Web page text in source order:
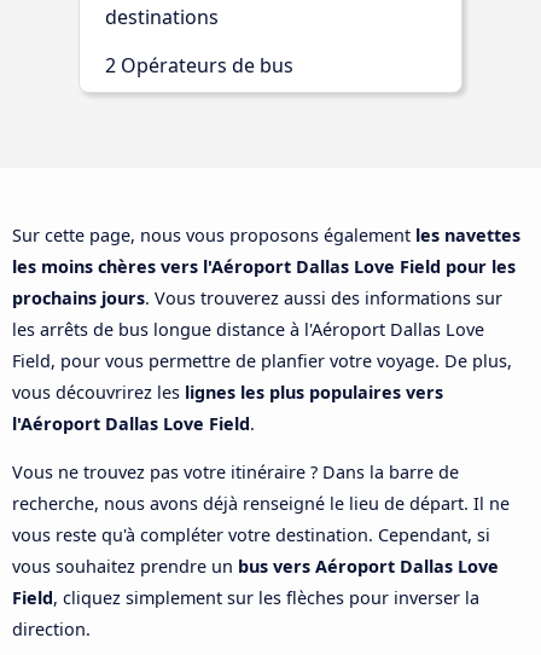
destinations
2 Opérateurs de bus
Sur cette page, nous vous proposons également les navettes
les moins chères vers l'Aéroport Dallas Love Field pour les
prochains jours. Vous trouverez aussi des informations sur
les arrêts de bus longue distance à l'Aéroport Dallas Love
Field, pour vous permettre de planfier votre voyage. De plus,
vous découvrirez les lignes les plus populaires vers
l'Aéroport Dallas Love Field.
Vous ne trouvez pas votre itinéraire ? Dans la barre de
recherche, nous avons déjà renseigné le lieu de départ. Il ne
vous reste qu'à compléter votre destination. Cependant, si
vous souhaitez prendre un bus vers Aéroport Dallas Love
Field, cliquez simplement sur les flèches pour inverser la
direction.